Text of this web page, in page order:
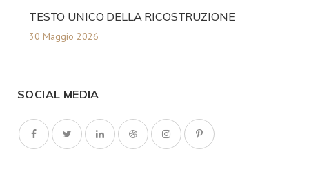
TESTO UNICO DELLA RICOSTRUZIONE
30 Maggio 2026
SOCIAL MEDIA